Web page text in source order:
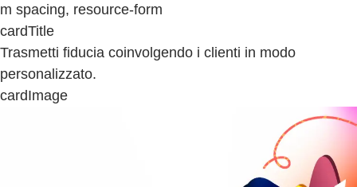
m spacing, resource-form
cardTitle
Trasmetti fiducia coinvolgendo i clienti in modo
personalizzato.
cardImage